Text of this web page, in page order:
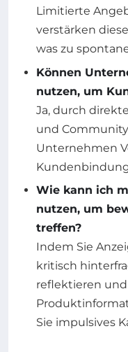
Limitierte
verstärken
was zu
Können
nutzen, um
Ja, durch
und
Unternehmen
Wie kann ich
nutzen, um
treffen?
Indem Sie
kritisch
reflektieren
Sie impulsives